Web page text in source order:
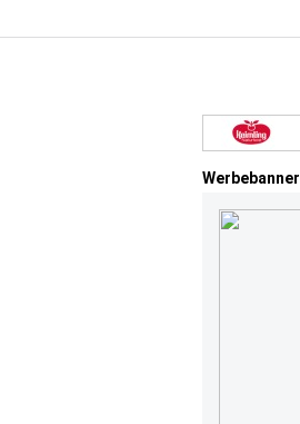
Werbebanner